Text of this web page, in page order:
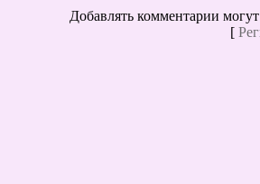
Добавлять комментарии
[